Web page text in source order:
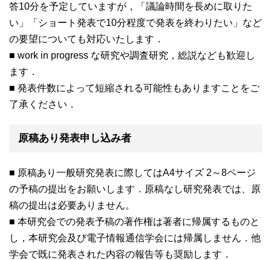
答10分を予定していますが，「議論時間を長めに取りた
い」「ショート発表で10分程度で発表を終わりたい」など
の要望についても対応いたします．
■ work in progress な研究や調査研究，総説なども歓迎し
ます．
■ 発表件数によって短縮される可能性もありますことをご
了承ください．
原稿あり発表申し込み者
■ 原稿あり一般研究発表に際してはA4サイズ 2～8ページ
の予稿の提出をお願いします．原稿なし研究発表では、原
稿の提出は必要ありません。
■ 本研究会での発表予稿の著作権は著者に帰属するものと
し，本研究会及び電子情報通信学会には帰属しません．他
学会で既に発表された内容の報告等も奨励します．